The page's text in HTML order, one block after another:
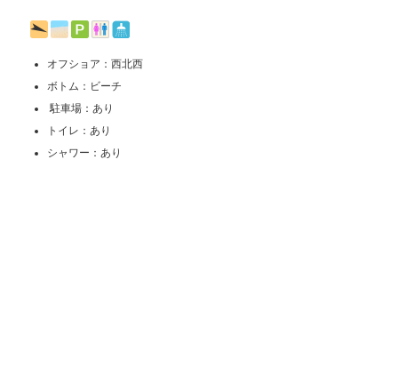
オフショア：西北西
ボトム：ビーチ
駐車場：あり
トイレ：あり
シャワー：あり